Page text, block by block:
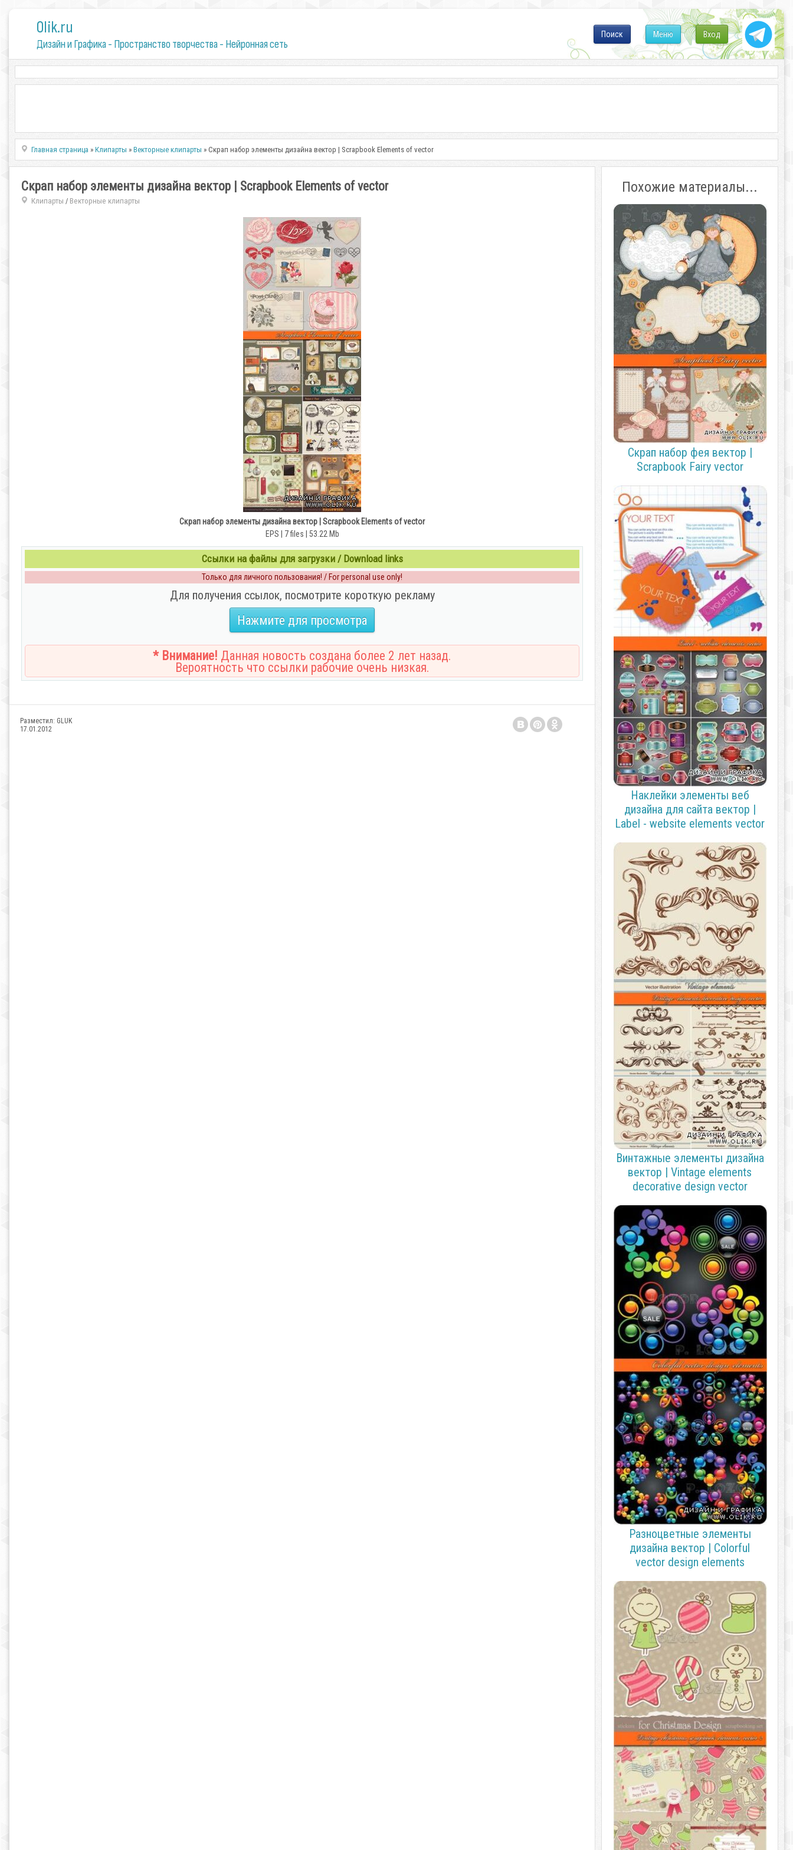
0lik.ru
Дизайн и Графика - Пространство творчества - Нейронная сеть
Вход
Меню
Поиск
Главная страница »Клипарты »Векторные клипарты » Скрап набор элементы дизайна вектор | Scrapbook Elements of vector
Скрап набор элементы дизайна вектор | Scrapbook Elements of vector
Клипарты / Векторные клипарты
Скрап набор элементы дизайна вектор | Scrapbook Elements of vector
EPS | 7 files | 53.22 Mb
Ссылки на файлы для загрузки / Download links
Только для личного пользования! / For personal use only!
Для получения ссылок, посмотрите короткую рекламу
Нажмите для просмотра
* Внимание! Данная новость создана более 2 лет назад.
Вероятность что ссылки рабочие очень низкая.
Разместил: GLUK
17.01.2012
Похожие материалы...
Скрап набор фея вектор |
Scrapbook Fairy vector
Наклейки элементы веб
дизайна для сайта вектор |
Label - website elements vector
Винтажные элементы дизайна
вектор | Vintage elements
decorative design vector
Разноцветные элементы
дизайна вектор | Colorful
vector design elements